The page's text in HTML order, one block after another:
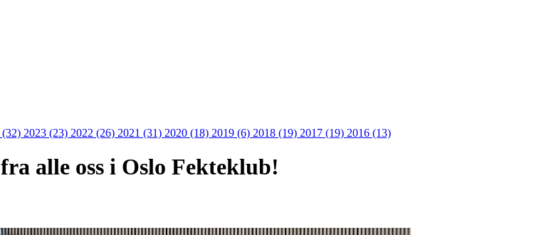
(32) 2023 (23) 2022 (26) 2021 (31) 2020 (18) 2019 (6) 2018 (19) 2017 (19) 2016 (13)
alle oss i Oslo Fekteklub!